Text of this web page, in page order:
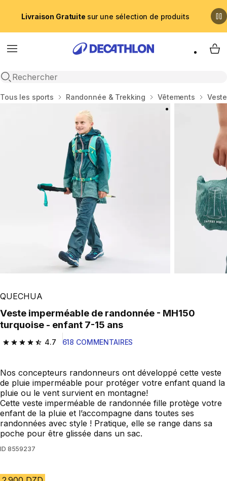
Livraison Gratuite sur une sélection de produits
Menu
Recherche ouverte
My
Accueil
Tous les sports Randonnée & Trekking Vêtements
QUECHUA
Veste imperméable de randonnée - MH150
turquoise - enfant 7-15 ans
4.7
4.7 out of 5 stars from 618 reviews
618 COMMENTAIRES
Nos concepteurs randonneurs ont développé cette veste
de pluie imperméable pour protéger votre enfant quand la
pluie ou le vent survient en montagne!
Cette veste imperméable de randonnée fille protège votre
enfant de la pluie et l’accompagne dans toutes ses
randonnées avec style ! Pratique, elle se range dans sa
poche pour être glissée dans un sac.
ID 8559237